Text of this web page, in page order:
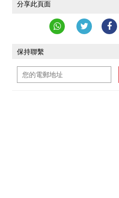
分享此頁面
保持聯繫